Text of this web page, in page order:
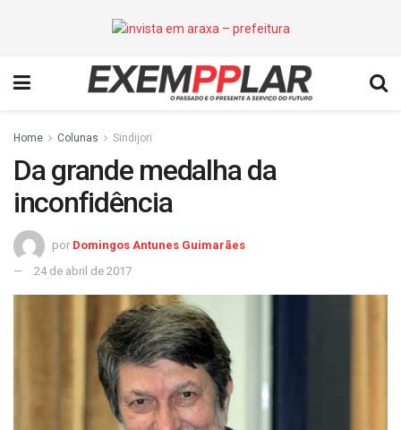
Home Colunas Sindijori
Da grande medalha da
inconfidência
por Domingos Antunes Guimarães
24 de abril de 2017